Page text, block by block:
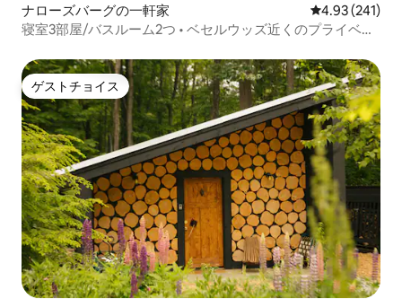
ナローズバーグの一軒家 レビュー241
4.93 (241)
寝室3部屋/バスルーム2つ • ベセルウッズ近くのプライベー
ゲストチョイス
ゲストチョイス